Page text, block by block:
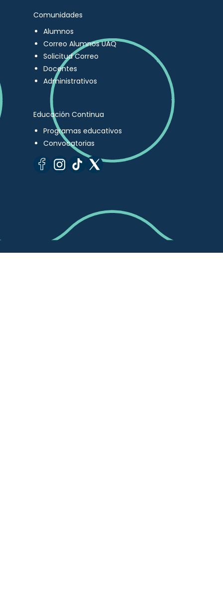
Comunidades
Alumnos
Correo Alumnos UAQ
Solicitud Correo
Docentes
Administrativos
Educación Continua
Programas educativos
Convocatorias